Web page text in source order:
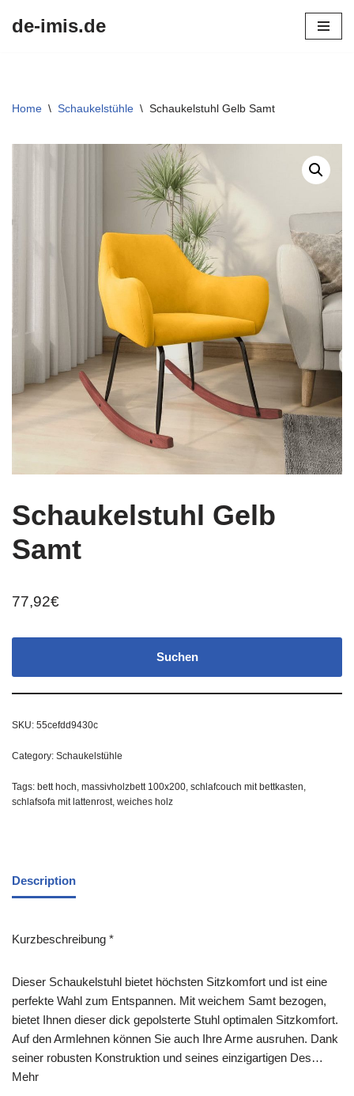
de-imis.de
Home \ Schaukelstühle \ Schaukelstuhl Gelb Samt
Schaukelstuhl Gelb
Samt
77,92€
Suchen
SKU: 55cefdd9430c
Category: Schaukelstühle
Tags: bett hoch, massivholzbett 100x200, schlafcouch mit bettkasten,
schlafsofa mit lattenrost, weiches holz
Description
Kurzbeschreibung *
Dieser Schaukelstuhl bietet höchsten Sitzkomfort und ist eine
perfekte Wahl zum Entspannen. Mit weichem Samt bezogen,
bietet Ihnen dieser dick gepolsterte Stuhl optimalen Sitzkomfort.
Auf den Armlehnen können Sie auch Ihre Arme ausruhen. Dank
seiner robusten Konstruktion und seines einzigartigen Des…
Mehr